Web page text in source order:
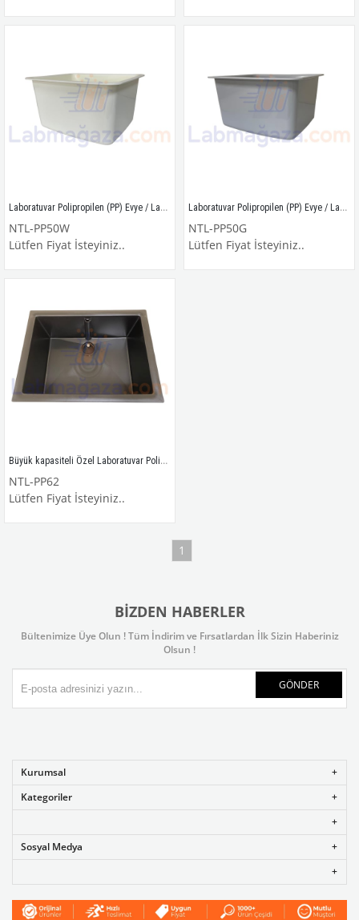
Laboratuvar Polipropilen (PP) Evye / Lavabo / NTL-PP50W
NTL-PP50W
Lütfen Fiyat İsteyiniz..
Laboratuvar Polipropilen (PP) Evye / Lavabo / NTL-PP50G
NTL-PP50G
Lütfen Fiyat İsteyiniz..
Büyük kapasiteli Özel Laboratuvar Polipropilen (PP) Evyesi / Lavabo / NTL-PP62
NTL-PP62
Lütfen Fiyat İsteyiniz..
1
BIZDEN HABERLER
Bültenimize Üye Olun ! Tüm İndirim ve Fırsatlardan İlk Sizin Haberiniz
Olsun !
GÖNDER
Kurumsal
Kategoriler
Sosyal Medya